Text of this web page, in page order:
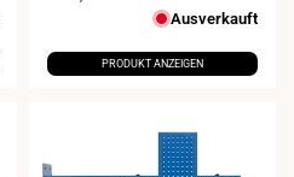
Ausverkauft
PRODUKT ANZEIGEN